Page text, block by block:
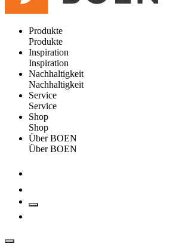
Produkte
Produkte
Inspiration
Inspiration
Nachhaltigkeit
Nachhaltigkeit
Service
Service
Shop
Shop
Über BOEN
Über BOEN